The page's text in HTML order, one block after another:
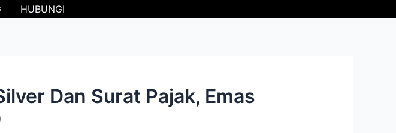
HUBUNGI
Dan Surat Pajak, Emas